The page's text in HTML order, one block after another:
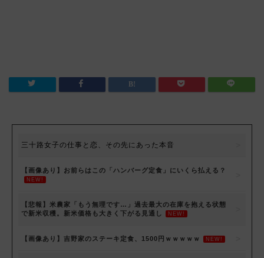
三十路女子の仕事と恋、その先にあった本音
【画像あり】お前らはこの「ハンバーグ定食」にいくら払える？
NEW!
【悲報】米農家「もう無理です…」過去最大の在庫を抱える状態
で新米収穫。新米価格も大きく下がる見通し
NEW!
【画像あり】吉野家のステーキ定食、1500円ｗｗｗｗｗ NEW!